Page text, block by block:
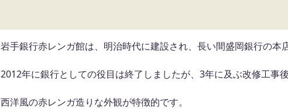
岩手銀行赤レンガ館は、明治時代に建設され、長い間盛岡銀行の本
2012年に銀行としての役目は終了しましたが、3年に及ぶ改修工事
西洋風の赤レンガ造りな外観が特徴的です。